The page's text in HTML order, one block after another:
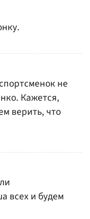
не
Кажется,
верить, что
всех и будем